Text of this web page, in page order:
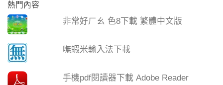
熱門內容
非常好ㄏㄠ 色8下載 繁體中文版
嘸蝦米輸入法下載
手機pdf閱讀器下載 Adobe Reader